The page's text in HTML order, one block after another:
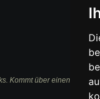
Kommt über einen